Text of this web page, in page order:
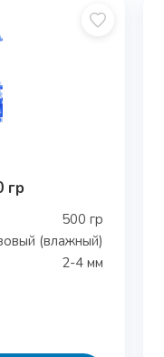
гр
500 гр
(влажный)
2-4 мм